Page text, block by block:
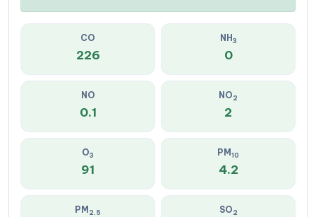
CO
226
NH 3
0
NO
0.1
NO2
2
O3
91
PM 10
4.2
PM 2.5 SO2